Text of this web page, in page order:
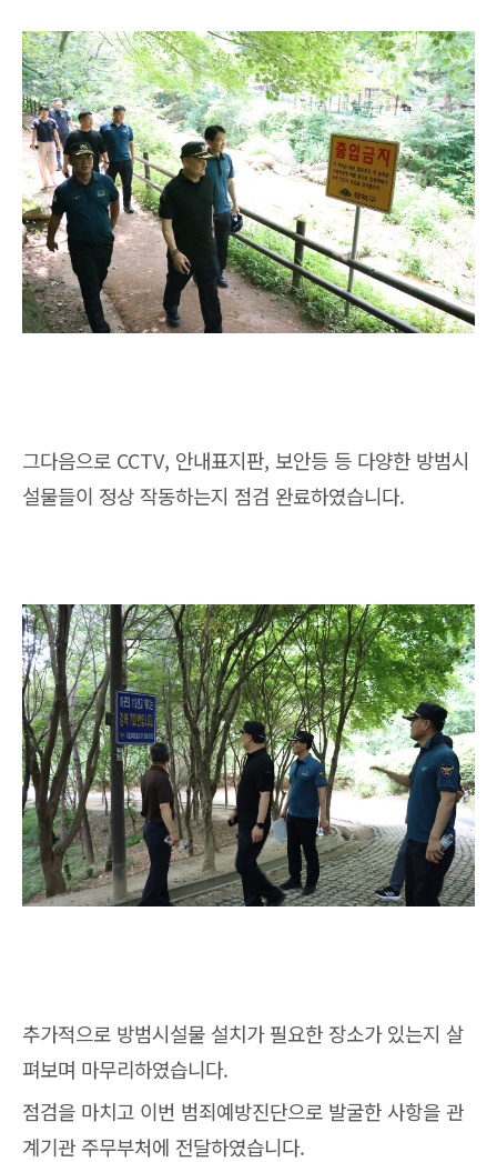
그다음으로 CCTV, 안내표지판, 보안등 등 다양한 방범시
설물들이 정상 작동하는지 점검 완료하였습니다.
추가적으로 방범시설물 설치가 필요한 장소가 있는지 살
펴보며 마무리하였습니다.
점검을 마치고 이번 범죄예방진단으로 발굴한 사항을 관
계기관 주무부처에 전달하였습니다.